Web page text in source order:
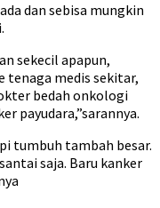
dan sebisa mungkin
sekecil apapun,
tenaga medis sekitar,
bedah onkologi
payudara,”sarannya.
tumbuh tambah besar.
saja. Baru kanker